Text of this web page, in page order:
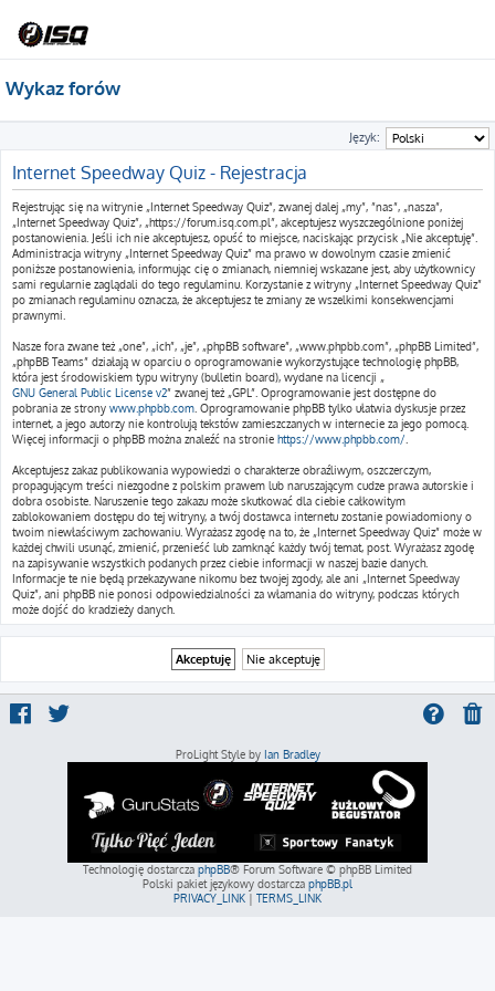
Wykaz forów
Język:
Internet Speedway Quiz - Rejestracja
Rejestrując się na witrynie „Internet Speedway Quiz”, zwanej dalej „my”, ”nas”, „nasza”,
„Internet Speedway Quiz”, „https://forum.isq.com.pl”, akceptujesz wyszczególnione poniżej
postanowienia. Jeśli ich nie akceptujesz, opuść to miejsce, naciskając przycisk „Nie akceptuję”.
Administracja witryny „Internet Speedway Quiz” ma prawo w dowolnym czasie zmienić
poniższe postanowienia, informując cię o zmianach, niemniej wskazane jest, aby użytkownicy
sami regularnie zaglądali do tego regulaminu. Korzystanie z witryny „Internet Speedway Quiz”
po zmianach regulaminu oznacza, że akceptujesz te zmiany ze wszelkimi konsekwencjami
prawnymi.
Nasze fora zwane też „one”, „ich”, „je”, „phpBB software”, „www.phpbb.com”, „phpBB Limited”,
„phpBB Teams” działają w oparciu o oprogramowanie wykorzystujące technologię phpBB,
która jest środowiskiem typu witryny (bulletin board), wydane na licencji „
GNU General Public License v2” zwanej też „GPL”. Oprogramowanie jest dostępne do
pobrania ze strony www.phpbb.com . Oprogramowanie phpBB tylko ułatwia dyskusje przez
internet, a jego autorzy nie kontrolują tekstów zamieszczanych w internecie za jego pomocą.
Więcej informacji o phpBB można znaleźć na stronie https://www.phpbb.com/
Akceptujesz zakaz publikowania wypowiedzi o charakterze obraźliwym, oszczerczym,
propagującym treści niezgodne z polskim prawem lub naruszającym cudze prawa autorskie i
dobra osobiste. Naruszenie tego zakazu może skutkować dla ciebie całkowitym
zablokowaniem dostępu do tej witryny, a twój dostawca internetu zostanie powiadomiony o
twoim niewłaściwym zachowaniu. Wyrażasz zgodę na to, że „Internet Speedway Quiz” może w
każdej chwili usunąć, zmienić, przenieść lub zamknąć każdy twój temat, post. Wyrażasz zgodę
na zapisywanie wszystkich podanych przez ciebie informacji w naszej bazie danych.
Informacje te nie będą przekazywane nikomu bez twojej zgody, ale ani „Internet Speedway
Quiz”, ani phpBB nie ponosi odpowiedzialności za włamania do witryny, podczas których
może dojść do kradzieży danych.
ProLight Style by Ian Bradley
Technologię dostarcza phpBB® Forum Software © phpBB Limited
Polski pakiet językowy dostarcza phpBB.pl
PRIVACY_LINK | TERMS_LINK